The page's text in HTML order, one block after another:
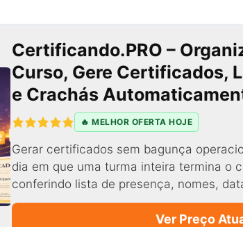
Certificando.PRO –
Curso, Gere Certificados,
e Crachás
🔥 MELHOR OFERTA HOJE
Gerar certificados sem bagunça
dia em que uma turma inteira termina o
conferindo lista de presença, nomes,
Ver Preço